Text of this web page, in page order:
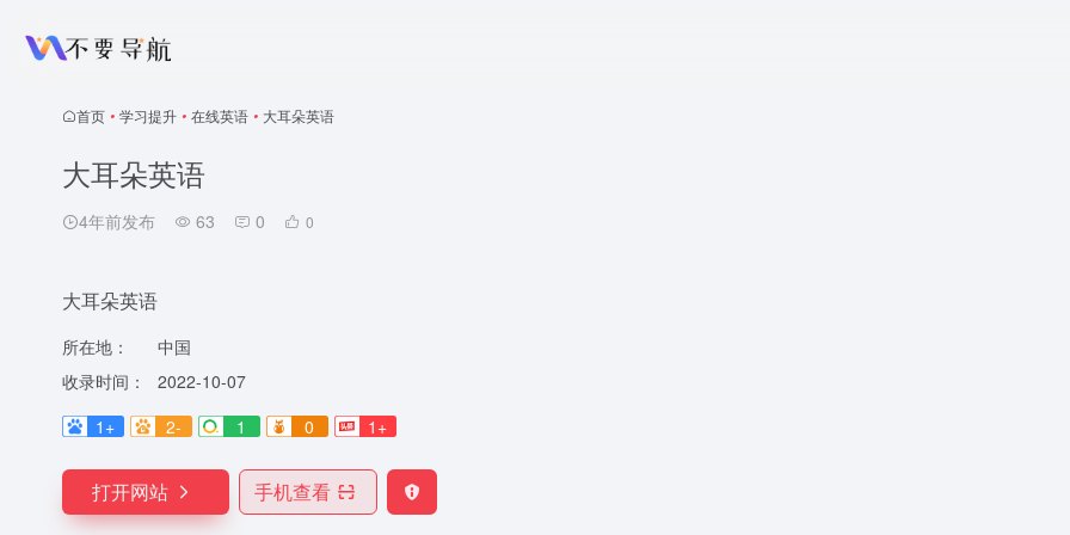
首页 • 学习提升 • 在线英语 • 大耳朵英语
大耳朵英语
4年前发布 63 0 0
大耳朵英语
所在地：
中国
收录时间：
2022-10-07
1+
2- 1 0 1+
打开网站 手机查看